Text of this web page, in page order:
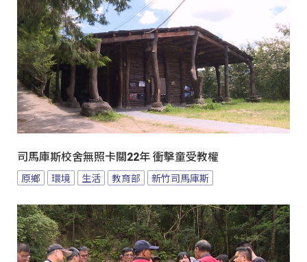
司馬庫斯校舍無照卡關22年 衝擊童受教權
原鄉 環境 生活 教育部 新竹司馬庫斯